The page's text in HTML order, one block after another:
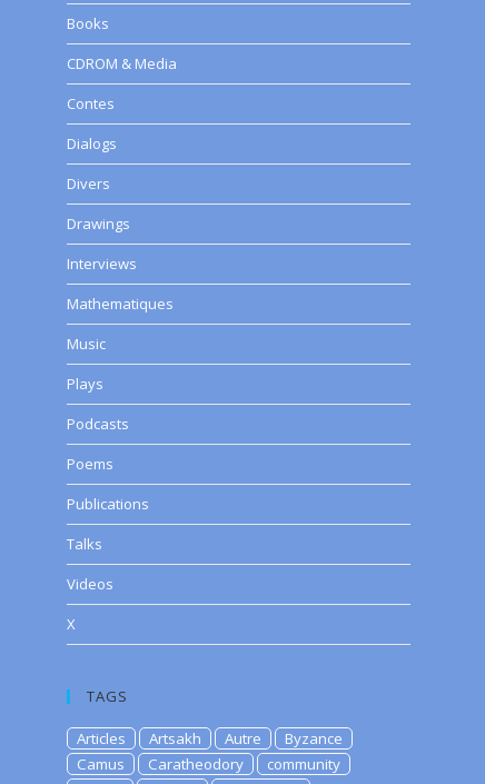
Books
CDROM & Media
Contes
Dialogs
Divers
Drawings
Interviews
Mathematiques
Music
Plays
Podcasts
Poems
Publications
Talks
Videos
X
TAGS
Articles Artsakh Autre
Byzance
Camus
Caratheodory
community